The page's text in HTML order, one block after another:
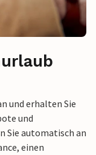
und erhalten Sie
und
Sie automatisch an
einen